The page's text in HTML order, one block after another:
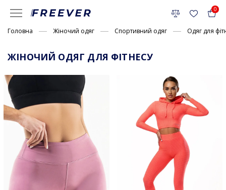
0
Головна Жіночий одяг Спортивний одяг Одяг для
ЖІНОЧИЙ ОДЯГ ДЛЯ ФІТНЕСУ